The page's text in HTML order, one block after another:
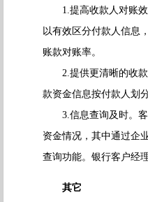
1.提高收款人对账效
以有效区分付款人信息
账款对账率。
2.提供更清晰的收款
款资金信息按付款人划
3.信息查询及时。客
资金情况，其中通过企
查询功能。银行客户经
其它